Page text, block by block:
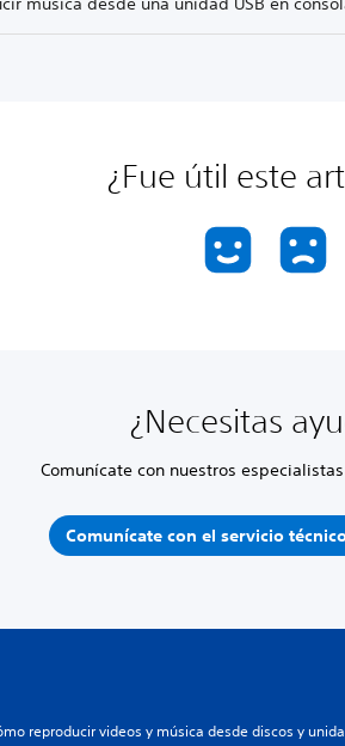
¿Fue útil este
¿Necesitas
Comunícate con nuestros
Comunícate con el servicio
reproducir videos y música desde discos y